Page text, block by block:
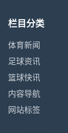
栏目分类
体育新闻
足球资讯
篮球快讯
内容导航
网站标签